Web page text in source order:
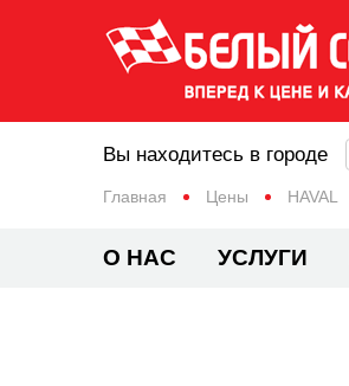
Главная Цены HAVAL
Вы находитесь в городе
О НАС УСЛУГИ